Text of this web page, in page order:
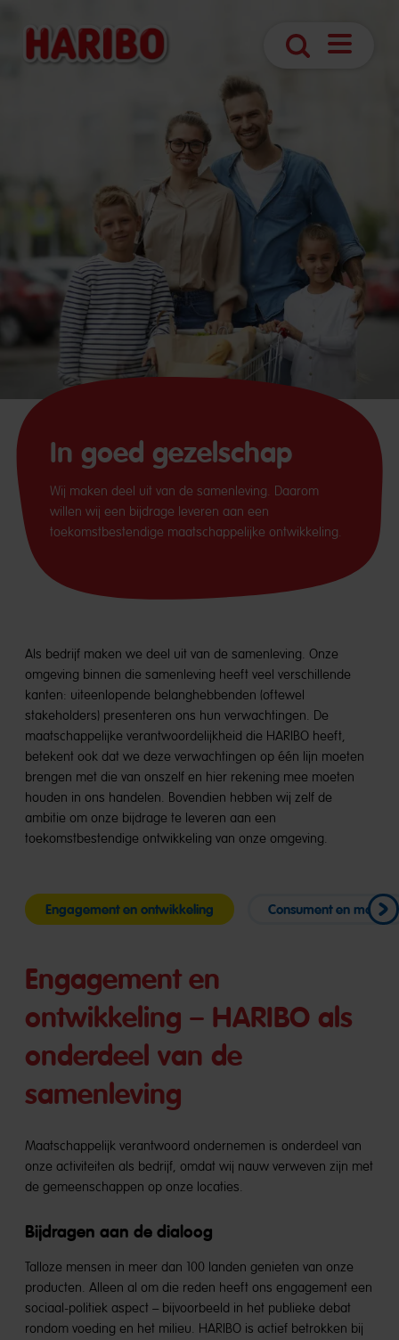
In goed gezelschap
Wij maken deel uit van de samenleving. Daarom
willen wij een bijdrage leveren aan een
toekomstbestendige maatschappelijke ontwikkeling.
Als bedrijf maken we deel uit van de samenleving. Onze
omgeving binnen die samenleving heeft veel verschillende
kanten: uiteenlopende belanghebbenden (oftewel
stakeholders) presenteren ons hun verwachtingen. De
maatschappelijke verantwoordelijkheid die HARIBO heeft,
betekent ook dat we deze verwachtingen op één lijn moeten
brengen met die van onszelf en hier rekening mee moeten
houden in ons handelen. Bovendien hebben wij zelf de
ambitie om onze bijdrage te leveren aan een
toekomstbestendige ontwikkeling van onze omgeving.
Engagement en ontwikkeling Consument en markt
Engagement en
ontwikkeling – HARIBO als
onderdeel van de
samenleving
Maatschappelijk verantwoord ondernemen is onderdeel van
onze activiteiten als bedrijf, omdat wij nauw verweven zijn met
de gemeenschappen op onze locaties.
Bijdragen aan de dialoog
Talloze mensen in meer dan 100 landen genieten van onze
producten. Alleen al om die reden heeft ons engagement een
sociaal-politiek aspect – bijvoorbeeld in het publieke debat
rondom voeding en het milieu. HARIBO is actief betrokken bij